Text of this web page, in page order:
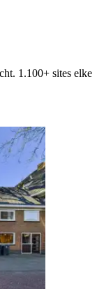
1.100+ sites elke